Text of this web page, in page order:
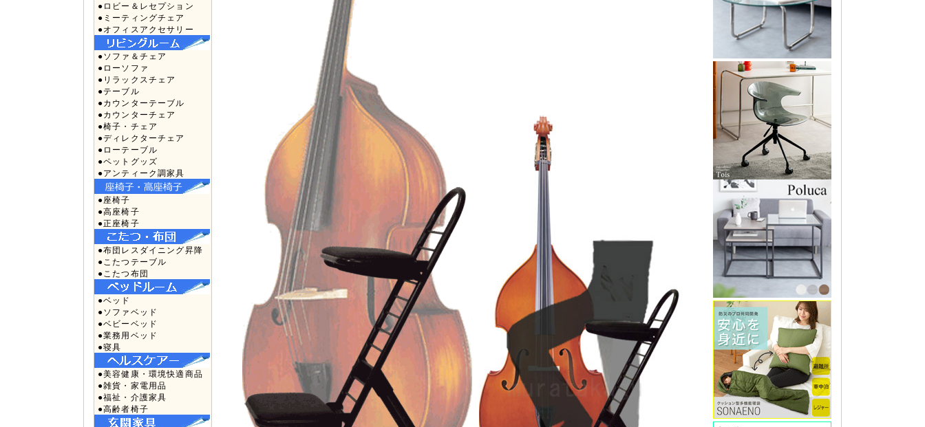
●ロビー＆レセプション
●ミーティングチェア
●オフィスアクセサリー
●ソファ＆チェア
●ローソファ
●リラックスチェア
●テーブル
●カウンターテーブル
●カウンターチェア
●椅子・チェア
●ディレクターチェア
●ローテーブル
●ペットグッズ
●アンティーク調家具
●座椅子
●高座椅子
●正座椅子
●布団レスダイニング昇降
●こたつテーブル
●こたつ布団
●ベッド
●ソファベッド
●ベビーベッド
●業務用ベッド
●寝具
●美容健康・環境快適商品
●雑貨・家電用品
●福祉・介護家具
●高齢者椅子